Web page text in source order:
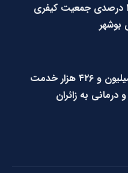
کاهش ۱۰ درصدی جمعیت کیفری
بوشهر
ارائه دو میلیون و ۴۲۶ هزار خدمت
درمانی به زائران